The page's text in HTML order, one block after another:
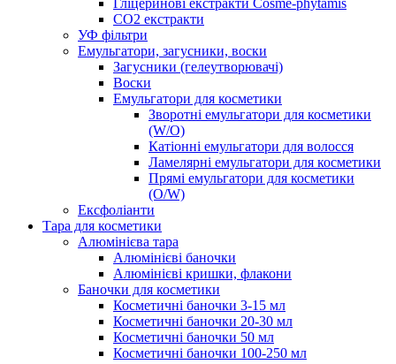
Гліцеринові екстракти Cosme-phytamis
СО2 екстракти
УФ фільтри
Емульгатори, загусники, воски
Загусники (гелеутворювачі)
Воски
Емульгатори для косметики
Зворотні емульгатори для косметики
(W/O)
Катіонні емульгатори для волосся
Ламелярні емульгатори для косметики
Прямі емульгатори для косметики
(O/W)
Ексфоліанти
Тара для косметики
Алюмінієва тара
Алюмінієві баночки
Алюмінієві кришки, флакони
Баночки для косметики
Косметичні баночки 3-15 мл
Косметичні баночки 20-30 мл
Косметичні баночки 50 мл
Косметичні баночки 100-250 мл